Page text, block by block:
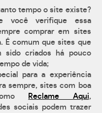
tempo o site existe?
você verifique essa
comprar em sites
É comum que sites que
sido criados há pouco
de vida;
para a experiência
sempre, sites com boa
Reclame Aqui,
sociais podem trazer